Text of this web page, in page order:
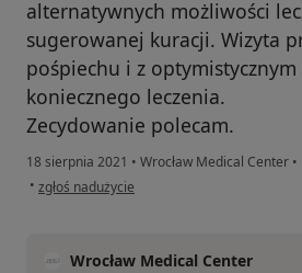
alternatywnych możliwości
sugerowanej kuracji. Wizyta
pośpiechu i z
koniecznego leczenia.
Zecydowanie polecam.
18 sierpnia 2021 • Wrocław Medical Center •
• w opinii użytkownika Ludwik Kuźniarz
zgłoś nadużycie
Wrocław Medical Center